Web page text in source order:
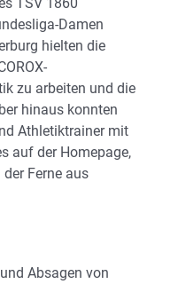
Damen
hielten die
zu arbeiten und die
hinaus konnten
Athletiktrainer mit
auf der Homepage,
Ferne aus
Absagen von